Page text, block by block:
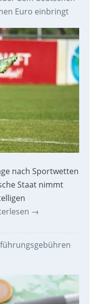
Euro einbringt
nach Sportwetten
Staat nimmt
→